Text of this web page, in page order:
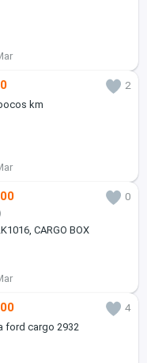
2
km
0
CARGO BOX
4
ford cargo 2932